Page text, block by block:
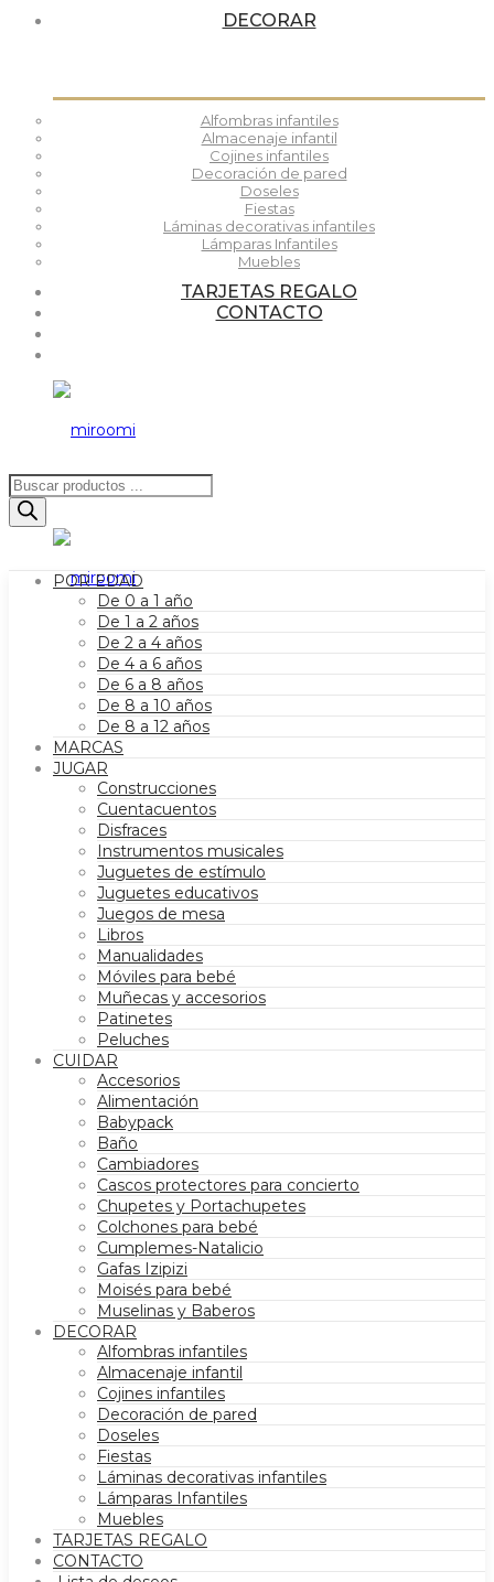
DECORAR
Alfombras infantiles
Almacenaje infantil
Cojines infantiles
Decoración de pared
Doseles
Fiestas
Láminas decorativas infantiles
Lámparas Infantiles
Muebles
TARJETAS REGALO
CONTACTO
Búsqueda
de
productos
POR EDAD
De 0 a 1 año
De 1 a 2 años
De 2 a 4 años
De 4 a 6 años
De 6 a 8 años
De 8 a 10 años
De 8 a 12 años
MARCAS
JUGAR
Construcciones
Cuentacuentos
Disfraces
Instrumentos musicales
Juguetes de estímulo
Juguetes educativos
Juegos de mesa
Libros
Manualidades
Móviles para bebé
Muñecas y accesorios
Patinetes
Peluches
CUIDAR
Accesorios
Alimentación
Babypack
Baño
Cambiadores
Cascos protectores para concierto
Chupetes y Portachupetes
Colchones para bebé
Cumplemes-Natalicio
Gafas Izipizi
Moisés para bebé
Muselinas y Baberos
DECORAR
Alfombras infantiles
Almacenaje infantil
Cojines infantiles
Decoración de pared
Doseles
Fiestas
Láminas decorativas infantiles
Lámparas Infantiles
Muebles
TARJETAS REGALO
CONTACTO